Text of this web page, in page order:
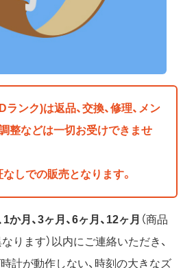
ンク)は返品、交換、修理、メン
整などは一切お受けできませ
しでの販売となります。
1か月、3ヶ月、6ヶ月、12ヶ月 （商品
ります）以内にご連絡いただき、
計が動作しない、時刻の大きなズ